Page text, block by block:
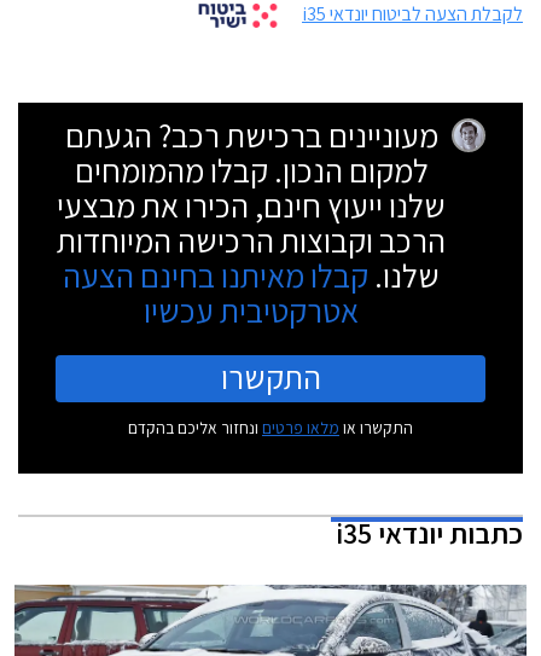
לקבלת הצעה לביטוח יונדאי i35
מעוניינים ברכישת רכב? הגעתם
למקום הנכון. קבלו מהמומחים
שלנו ייעוץ חינם, הכירו את מבצעי
הרכב וקבוצות הרכישה המיוחדות
שלנו. קבלו מאיתנו בחינם הצעה
אטרקטיבית עכשיו
התקשרו
התקשרו או מלאו פרטים ונחזור אליכם בהקדם
כתבותיונדאי i35